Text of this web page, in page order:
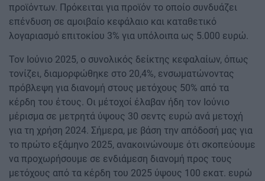
προϊόντων. Πρόκειται για προϊόν το οποίο συνδυάζει
επένδυση σε αμοιβαίο κεφάλαιο και καταθετικό
λογαριασμό επιτοκίου 3% για υπόλοιπα ως 5.000 ευρώ.
Τον Ιούνιο 2025, ο συνολικός δείκτης κεφαλαίων, όπως
τονίζει, διαμορφώθηκε στο 20,4%, ενσωματώνοντας
πρόβλεψη για διανομή στους μετόχους 50% από τα
κέρδη του έτους. Οι μέτοχοί έλαβαν ήδη τον Ιούνιο
μέρισμα σε μετρητά ύψους 30 σεντς ευρώ ανά μετοχή
για τη χρήση 2024. Σήμερα, με βάση την απόδοσή μας για
το πρώτο εξάμηνο 2025, ανακοινώνουμε ότι σκοπεύουμε
να προχωρήσουμε σε ενδιάμεση διανομή προς τους
μετόχους από τα κέρδη του 2025 ύψους 100 εκατ. ευρώ